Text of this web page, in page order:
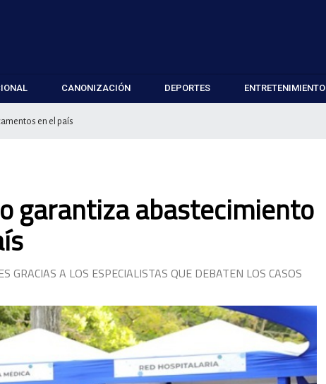
CANONIZACIÓN DEPORTES ENTRETENIMIENTO
en el país
garantiza abastecimiento
A LOS ESPECIALISTAS QUE DEBATEN LOS CASOS